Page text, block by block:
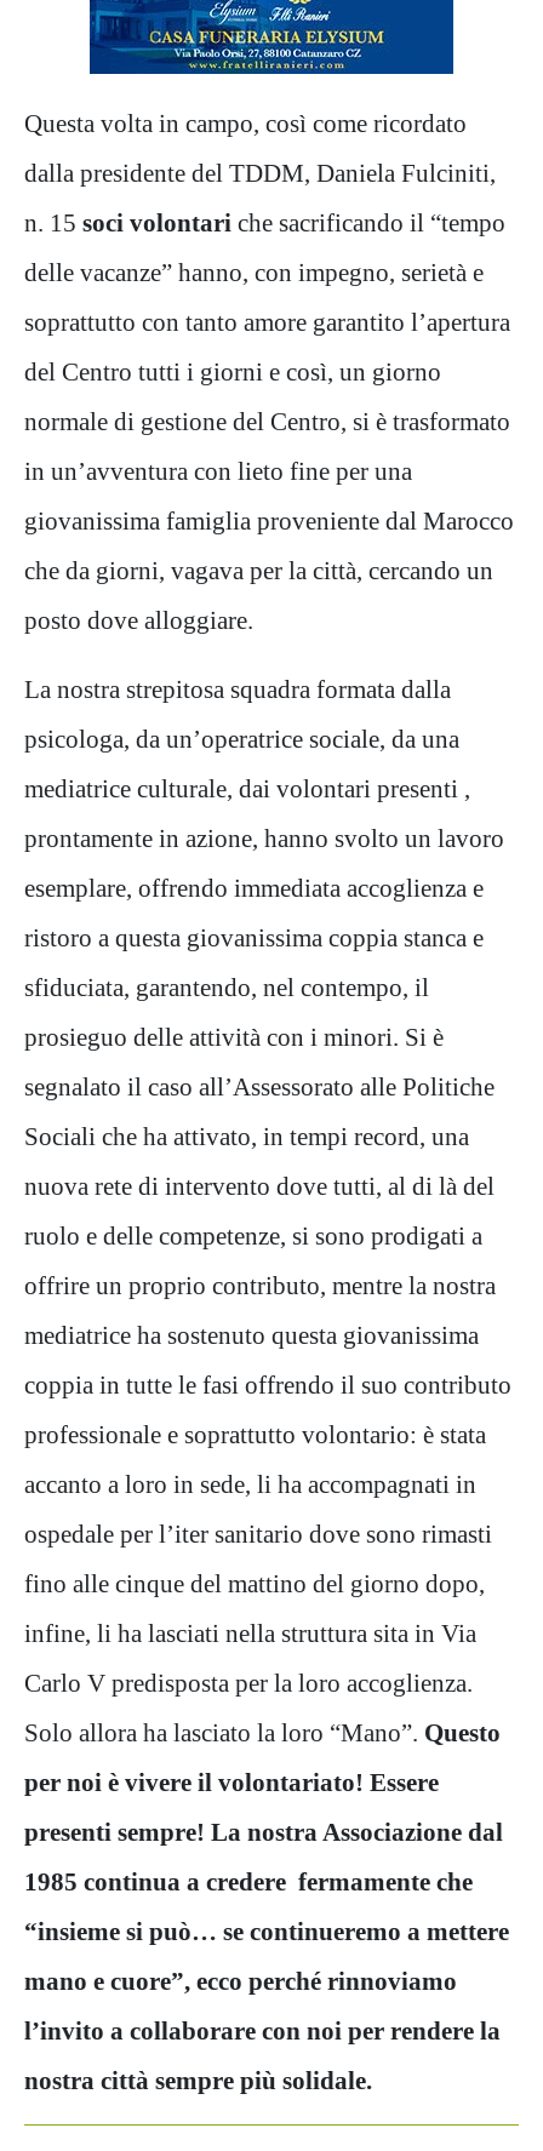
Questa volta in campo, così come ricordato
dalla presidente del TDDM, Daniela Fulciniti,
n. 15 soci volontari che sacrificando il “tempo
delle vacanze” hanno, con impegno, serietà e
soprattutto con tanto amore garantito l’apertura
del Centro tutti i giorni e così, un giorno
normale di gestione del Centro, si è trasformato
in un’avventura con lieto fine per una
giovanissima famiglia proveniente dal Marocco
che da giorni, vagava per la città, cercando un
posto dove alloggiare.
La nostra strepitosa squadra formata dalla
psicologa, da un’operatrice sociale, da una
mediatrice culturale, dai volontari presenti ,
prontamente in azione, hanno svolto un lavoro
esemplare, offrendo immediata accoglienza e
ristoro a questa giovanissima coppia stanca e
sfiduciata, garantendo, nel contempo, il
prosieguo delle attività con i minori. Si è
segnalato il caso all’Assessorato alle Politiche
Sociali che ha attivato, in tempi record, una
nuova rete di intervento dove tutti, al di là del
ruolo e delle competenze, si sono prodigati a
offrire un proprio contributo, mentre la nostra
mediatrice ha sostenuto questa giovanissima
coppia in tutte le fasi offrendo il suo contributo
professionale e soprattutto volontario: è stata
accanto a loro in sede, li ha accompagnati in
ospedale per l’iter sanitario dove sono rimasti
fino alle cinque del mattino del giorno dopo,
infine, li ha lasciati nella struttura sita in Via
Carlo V predisposta per la loro accoglienza.
Solo allora ha lasciato la loro “Mano”. Questo
per noi è vivere il volontariato! Essere
presenti sempre! La nostra Associazione dal
1985 continua a credere fermamente che
“insieme si può… se continueremo a mettere
mano e cuore”, ecco perché rinnoviamo
l’invito a collaborare con noi per rendere la
nostra città sempre più solidale.